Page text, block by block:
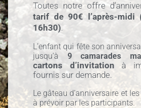
Toutes notre offre
tarif de 90€ l’après-midi
16h30).
L’enfant qui fête son
jusqu’à 9 camarades
cartons d’invitation à
fournis sur demande.
Le gâteau d’anniversaire et
à prévoir par les participants.